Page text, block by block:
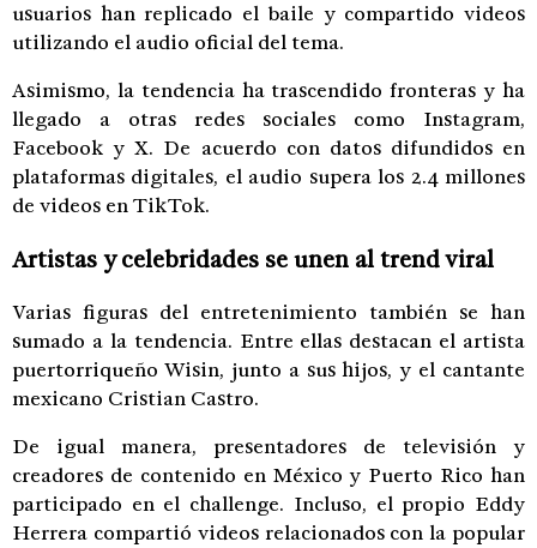
usuarios han replicado el baile y compartido videos
utilizando el audio oficial del tema.
Asimismo, la tendencia ha trascendido fronteras y ha
llegado a otras redes sociales como Instagram,
Facebook y X. De acuerdo con datos difundidos en
plataformas digitales, el audio supera los 2.4 millones
de videos en TikTok.
Artistas y celebridades se unen al trend viral
Varias figuras del entretenimiento también se han
sumado a la tendencia. Entre ellas destacan el artista
puertorriqueño Wisin, junto a sus hijos, y el cantante
mexicano Cristian Castro.
De igual manera, presentadores de televisión y
creadores de contenido en México y Puerto Rico han
participado en el challenge. Incluso, el propio Eddy
Herrera compartió videos relacionados con la popular